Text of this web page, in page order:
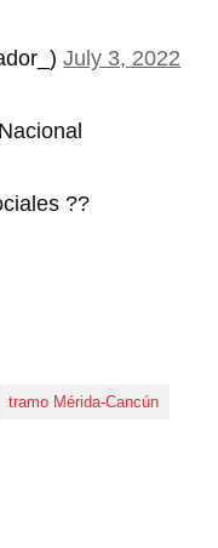
July 3, 2022
??
tramo Mérida-Cancún